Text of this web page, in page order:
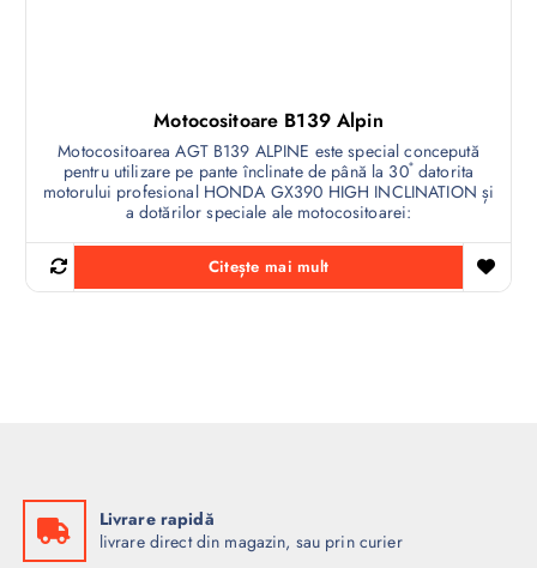
Motocositoare B139 Alpin
Motocositoarea AGT B139 ALPINE este special concepută
pentru utilizare pe pante înclinate de până la 30˚ datorita
motorului profesional HONDA GX390 HIGH INCLINATION și
a dotărilor speciale ale motocositoarei:
Citește mai mult
Livrare rapidă
livrare direct din magazin, sau prin curier